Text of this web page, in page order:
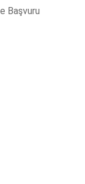
Başvuru